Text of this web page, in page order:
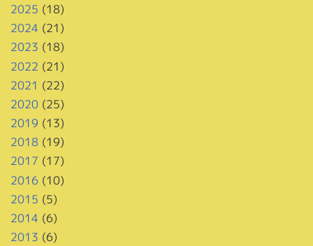
2025 (18)
2024 (21)
2023 (18)
2022 (21)
2021 (22)
2020(25)
2019 (13)
2018 (19)
2017 (17)
2016 (10)
2015 (5)
2014 (6)
2013 (6)